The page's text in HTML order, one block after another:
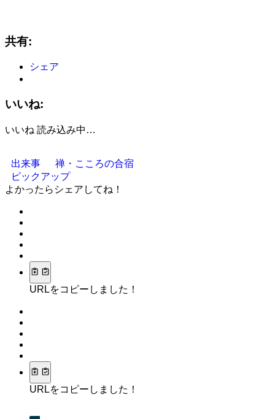
共有:
シェア
いいね:
いいね 読み込み中…
出来事
禅・こころの合宿
ピックアップ
よかったらシェアしてね！
URLをコピーしました！
URLをコピーしました！